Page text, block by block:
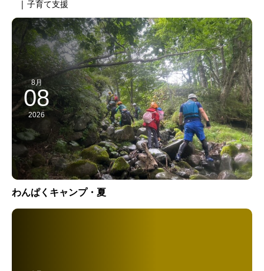
| 子育て支援
8月
08
2026
わんぱくキャンプ・夏